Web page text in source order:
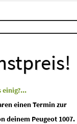
einig?...
einen Termin zur
deinem Peugeot 1007.